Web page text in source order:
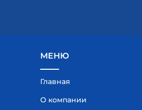
МЕНЮ
Главная
О компании